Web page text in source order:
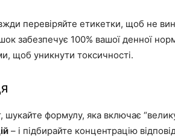
перевіряйте етикетки, щоб не
забезпечує 100% вашої денної
щоб уникнути токсичності.
шукайте формулу, яка включає
– і підбирайте концентрацію